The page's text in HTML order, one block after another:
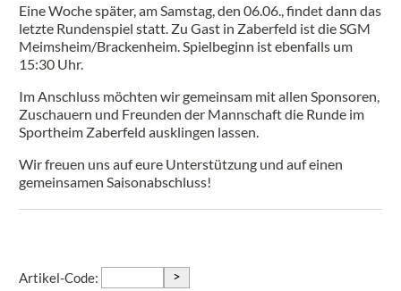
Eine Woche später, am Samstag, den 06.06., findet dann das
letzte Rundenspiel statt. Zu Gast in Zaberfeld ist die SGM
Meimsheim/Brackenheim. Spielbeginn ist ebenfalls um
15:30 Uhr.
Im Anschluss möchten wir gemeinsam mit allen Sponsoren,
Zuschauern und Freunden der Mannschaft die Runde im
Sportheim Zaberfeld ausklingen lassen.
Wir freuen uns auf eure Unterstützung und auf einen
gemeinsamen Saisonabschluss!
Artikel-Code: >